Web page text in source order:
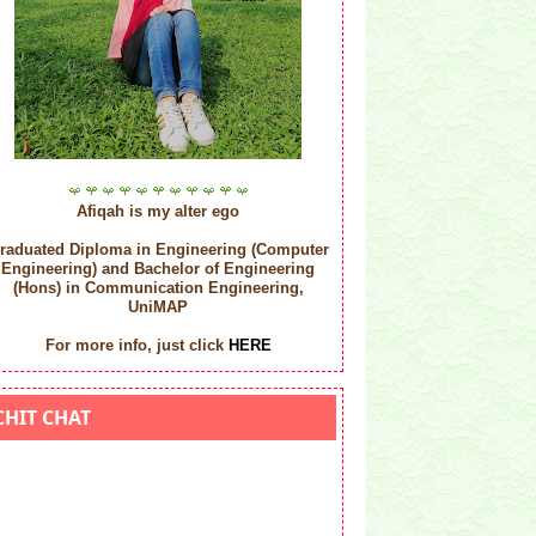
Afiqah is my alter ego
Diploma in Engineering (Computer
Engineering) and Bachelor of Engineering
(Hons) in Communication Engineering,
UniMAP
For more info, just click HERE
CHAT